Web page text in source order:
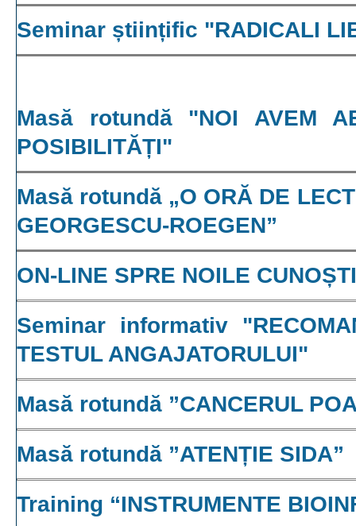
Seminar științific "RADICALI
Masă rotundă "NOI AVEM
POSIBILITĂȚI"
Masă rotundă „O ORĂ DE
GEORGESCU-ROEGEN”
ON-LINE SPRE NOILE
Seminar informativ
TESTUL ANGAJATORULUI"
Masă rotundă ”CANCERUL
Masă rotundă ”ATENȚIE SIDA”
Training “INSTRUMENTE